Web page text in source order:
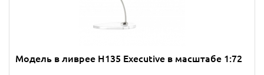
Модель в ливрее H135 Executive в масштабе 1:72